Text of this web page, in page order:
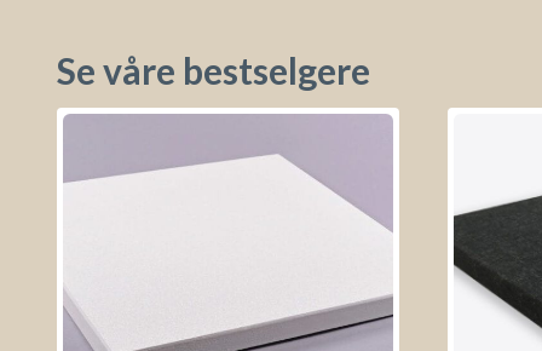
Se våre bestselgere